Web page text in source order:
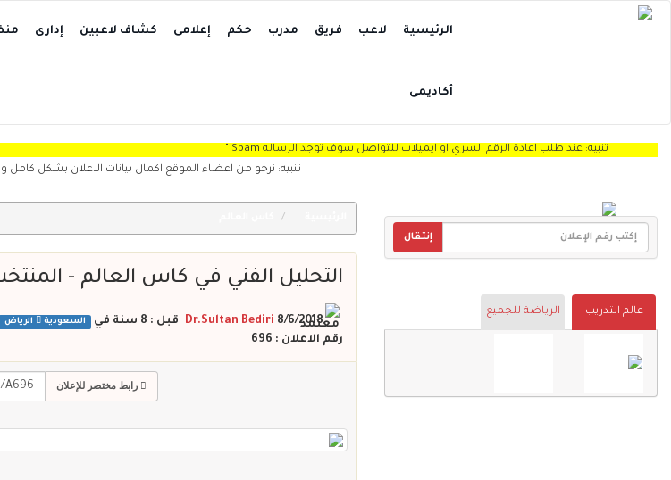
الرئيسية لاعب فريق مدرب حكم إعلامى كشاف لاعبين إدارى
أكاديمى
تنبيه: عند طلب اعادة الرقم السري او ايميلات للتواصل سوف توجد الرساله Spam "
تنبيه: نرجو من اعضاء الموقع اكمال بيانات الاعلان بشكل كامل وذلك
إنتقال
عالم التدريب الرياضة للجميع
التحليل الفني في كاس العالم -
Dr.Sultan Bediri 8/6/2018 قبل : 8 سنة في السعودية الرياض
رقم الاعلان : 696
رابط مختصر للإعلان